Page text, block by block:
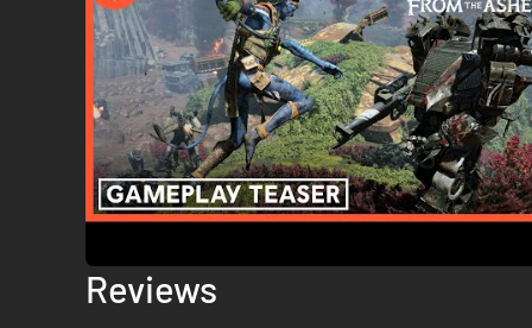
Vá à luta pela Fronteira Ocidental como um poderoso
Reviews